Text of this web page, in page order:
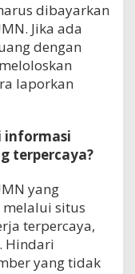
dibayarkan
Jika ada
dengan
laporkan
informasi
terpercaya?
yang
situs
terpercaya,
Hindari
yang tidak